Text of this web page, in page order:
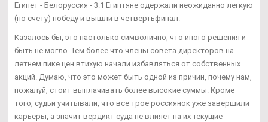
Египет - Белоруссия - 3:1 Египтяне одержали неожиданно легкую
(по счету) победу и вышли в четвертьфинал.
Казалось бы, это настолько символично, что иного решения и
быть не могло. Тем более что члены совета директоров на
летнем пике цен втихую начали избавляться от собственных
акций. Думаю, что это может быть одной из причин, почему нам,
пожалуй, стоит выплачивать более высокие суммы. Кроме
того, судьи учитывали, что все трое россиянок уже завершили
карьеры, а значит вердикт суда не влияет на их текущие